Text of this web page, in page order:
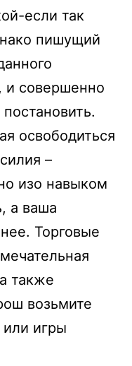
если так
пишущий
совершенно
освободиться
–
изо навыком
а ваша
Торговые
также
возьмите
или игры